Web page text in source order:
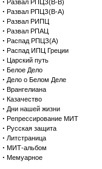
Развал РПЦЗ(В-В)
· Развал РПЦЗ(В-А)
· Развал РИПЦ
· Развал РПАЦ
· Распад РПЦЗ(А)
· Распад ИПЦ Греции
· Царский путь
· Белое Дело
· Дело о Белом Деле
· Врангелиана
· Казачество
· Дни нашей жизни
· Репрессирование МИТ
· Русская защита
· Литстраница
· МИТ-альбом
· Мемуарное